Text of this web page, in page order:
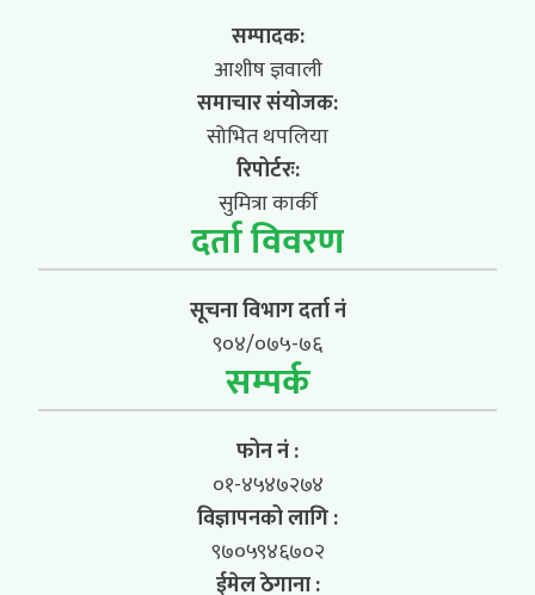
सम्पादक:
आशीष ज्ञवाली
समाचार संयोजक:
सोभित थपलिया
रिपोर्टरः:
सुमित्रा कार्की
दर्ता विवरण
सूचना विभाग दर्ता नं
९०४/०७५-७६
सम्पर्क
फोन नं :
०१-४५४७२७४
विज्ञापनको लागि :
९७०५९४६७०२
ईमेल ठेगाना :